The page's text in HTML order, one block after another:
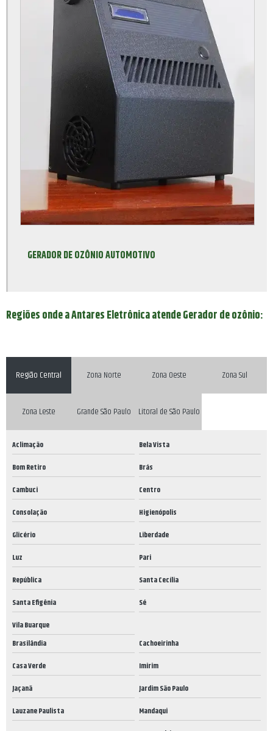
Soluções em iluminação led
Soluções em led
Equipamento gerador de ozonio
Fabrica de gerador de ozonio
Gerador de ozonio purificador de ar
Gerador de ozônio automotivo
Fabricantes de gerador de ozonio
Gerador de ozônio para água potável
GERADOR DE OZÔNIO AUTOMOTIVO
Regiões onde a Antares Eletrônica atende Gerador de ozônio:
Região Central Zona Norte Zona Oeste Zona Sul
Zona Leste Grande São Paulo Litoral de São Paulo
Aclimação
Bela Vista
Bom Retiro
Brás
Cambuci
Centro
Consolação
Higienópolis
Glicério
Liberdade
Luz
Pari
República
Santa Cecília
Santa Efigênia
Sé
Vila Buarque
Brasilândia
Cachoeirinha
Casa Verde
Imirim
Jaçanã
Jardim São Paulo
Lauzane Paulista
Mandaqui